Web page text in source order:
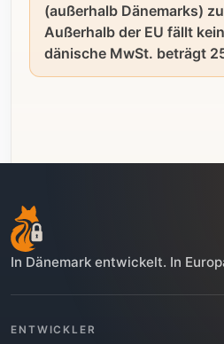
(außerhalb Dänemarks)
Außerhalb der EU fällt
dänische MwSt. beträgt
In Dänemark entwickelt. In
ENTWICKLER